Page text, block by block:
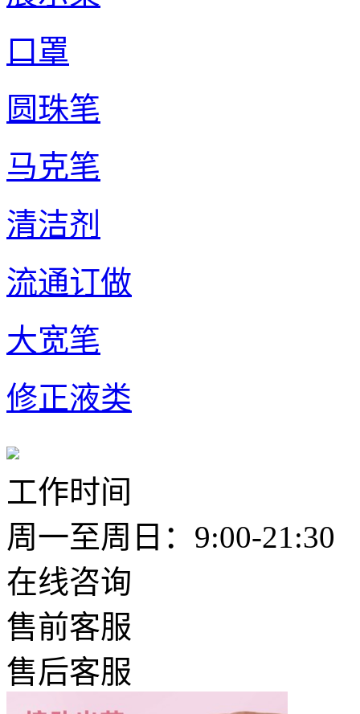
口罩
圆珠笔
马克笔
清洁剂
流通订做
大宽笔
修正液类
工作时间
周一至周日：9:00-21:30
在线咨询
售前客服
售后客服